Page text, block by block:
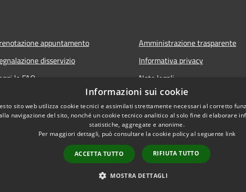
appuntamento
disservizio
le FAQ
Amministrazione trasparente
Informativa privacy
Note legali
Dichiarazione di accessibilità
Meccanismo di Feedback
Copyright © 2026 • Comune di
Informazioni sui cookie
sito web utilizza cookie tecnici e assimilati strettamente necessari al corretto
navigazione del sito, nonché un cookie tecnico analitico al solo fine di elaborare
statistiche, aggregate e anonime.
Per maggiori dettagli, può consultare la cookie policy al seguente link
ACCETTA TUTTO RIFIUTA TUTTO
MOSTRA DETTAGLI